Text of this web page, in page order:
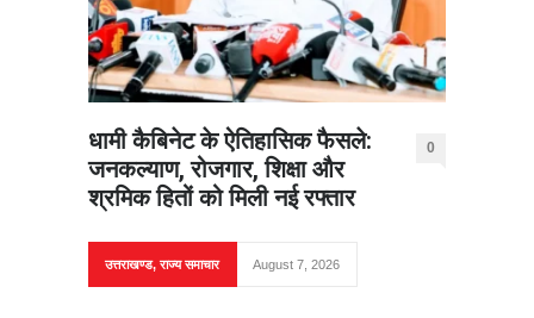
धामी कैबिनेट के ऐतिहासिक फैसले:
जनकल्याण, रोजगार, शिक्षा और
श्रमिक हितों को मिली नई रफ्तार
0
उत्तराखण्ड,राज्य समाचार August 7, 2026